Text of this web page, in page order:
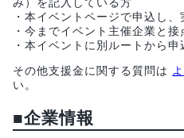
み）を記入している方
・本イベントページで申込し
・今までイベント主催企業と接
・本イベントに別ルートから
その他支援金に関する質問は
い。
■企業情報